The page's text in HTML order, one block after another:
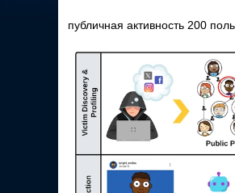
публичная активность 200